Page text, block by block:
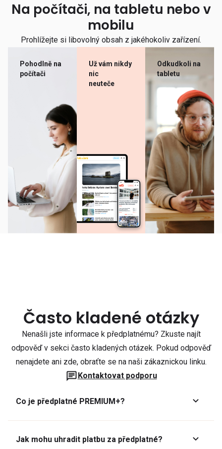
Na počítači, na tabletu nebo v
mobilu
Prohlížejte si libovolný obsah z jakéhokoliv zařízení.
Pohodlně na
počítači
Už vám nikdy
nic
neuteče
Odkudkoli na
tabletu
Často kladené otázky
Nenašli jste informace k předplatnému? Zkuste najít
odpověď v sekci často kladených otázek. Pokud odpověď
nenajdete ani zde, obraťte se na naši zákaznickou linku.
Kontaktovat podporu
Co je předplatné PREMIUM+?
Jak mohu uhradit platbu za předplatné?